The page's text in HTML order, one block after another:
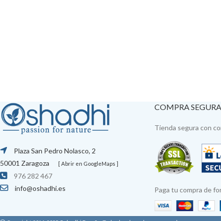
Plaza San Pedro Nolasco, 2
50001 Zaragoza
[ Abrir en GoogleMaps ]
976 282 467
info@oshadhi.es
COMPRA SEGURA
Tienda segura con
Paga tu compra de